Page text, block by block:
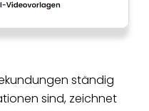
ständig
sind, zeichnet